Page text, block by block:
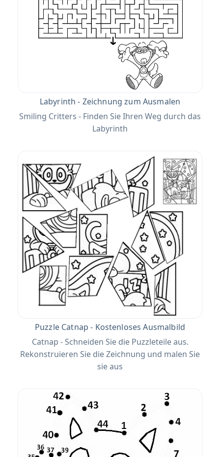
Labyrinth - Zeichnung zum Ausmalen
Smiling Critters - Finden Sie Ihren Weg durch das
Labyrinth
Puzzle Catnap - Kostenloses Ausmalbild
Catnap - Schneiden Sie die Puzzleteile aus.
Rekonstruieren Sie die Zeichnung und malen Sie
sie aus